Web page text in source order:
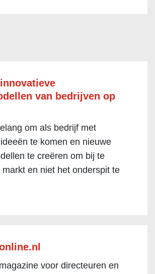
van bedrijven op
om als bedrijf met
te komen en nieuwe
te creëren om bij te
markt en niet het onderspit te
voor directeuren en